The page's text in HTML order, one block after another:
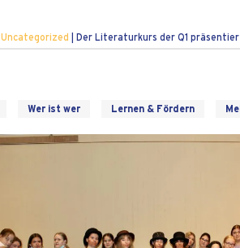
Uncategorized Der Literaturkurs der Q1
Wer ist wer Lernen & Fördern